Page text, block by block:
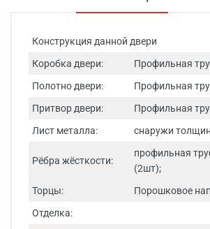
Конструкция данной двери
Коробка двери:
Профильная
Полотно двери:
Профильная
Притвор двери:
Профильная
Лист металла:
снаружи
Рёбра жёсткости:
профильная
(2шт);
Торцы:
Порошковое
Отделка: